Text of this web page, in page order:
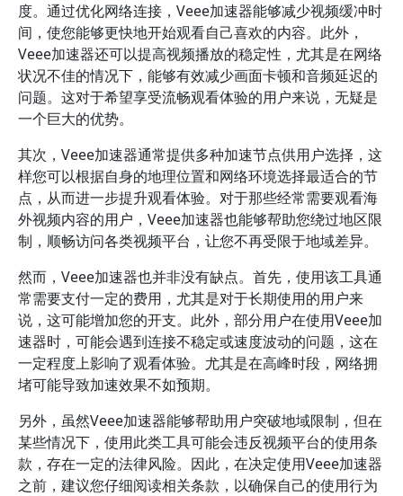
度。通过优化网络连接，Veee加速器能够减少视频缓冲时
间，使您能够更快地开始观看自己喜欢的内容。此外，
Veee加速器还可以提高视频播放的稳定性，尤其是在网络
状况不佳的情况下，能够有效减少画面卡顿和音频延迟的
问题。这对于希望享受流畅观看体验的用户来说，无疑是
一个巨大的优势。
其次，Veee加速器通常提供多种加速节点供用户选择，这
样您可以根据自身的地理位置和网络环境选择最适合的节
点，从而进一步提升观看体验。对于那些经常需要观看海
外视频内容的用户，Veee加速器也能够帮助您绕过地区限
制，顺畅访问各类视频平台，让您不再受限于地域差异。
然而，Veee加速器也并非没有缺点。首先，使用该工具通
常需要支付一定的费用，尤其是对于长期使用的用户来
说，这可能增加您的开支。此外，部分用户在使用Veee加
速器时，可能会遇到连接不稳定或速度波动的问题，这在
一定程度上影响了观看体验。尤其是在高峰时段，网络拥
堵可能导致加速效果不如预期。
另外，虽然Veee加速器能够帮助用户突破地域限制，但在
某些情况下，使用此类工具可能会违反视频平台的使用条
款，存在一定的法律风险。因此，在决定使用Veee加速器
之前，建议您仔细阅读相关条款，以确保自己的使用行为